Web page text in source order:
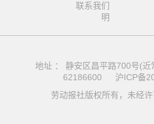
联系我们
明
地址 ： 静安区昌平路700号(
62186600
沪ICP备
劳动报社版权所有，未经